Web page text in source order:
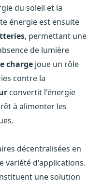
du soleil et la
énergie est ensuite
, permettant une
de lumière
charge joue un rôle
contre la
convertit l'énergie
à alimenter les
décentralisées en
variété d'applications.
une solution